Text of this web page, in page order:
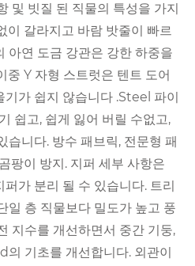
및 빗질 된 직물의 특성을 가지
이 갈라지고 바람 밧줄이 빠르
아연 도금 강관은 강한 하중을
중 Y 자형 스트럿은 텐트 도어
기가 쉽지 않습니다 .Steel 파이
쉽고, 쉽게 잃어 버릴 수없고,
습니다. 방수 패브릭, 전문형 패
팡이 방지. 지퍼 세부 사항은
가 분리 될 수 있습니다. 트리
일 층 직물보다 밀도가 높고 풍
지수를 개선하면서 중간 기둥,
기초를 개선합니다. 외관이